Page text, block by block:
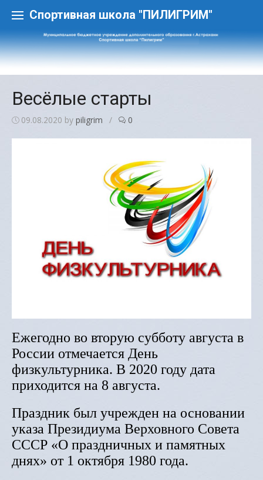
content
Спортивная школа "ПИЛИГРИМ"
Весёлые старты
09.08.2020 by piligrim / 0
Ежегодно во вторую субботу августа в
России отмечается День
физкультурника. В 2020 году дата
приходится на 8 августа.
Праздник был учрежден на основании
указа Президиума Верховного Совета
СССР «О праздничных и памятных
днях» от 1 октября 1980 года.